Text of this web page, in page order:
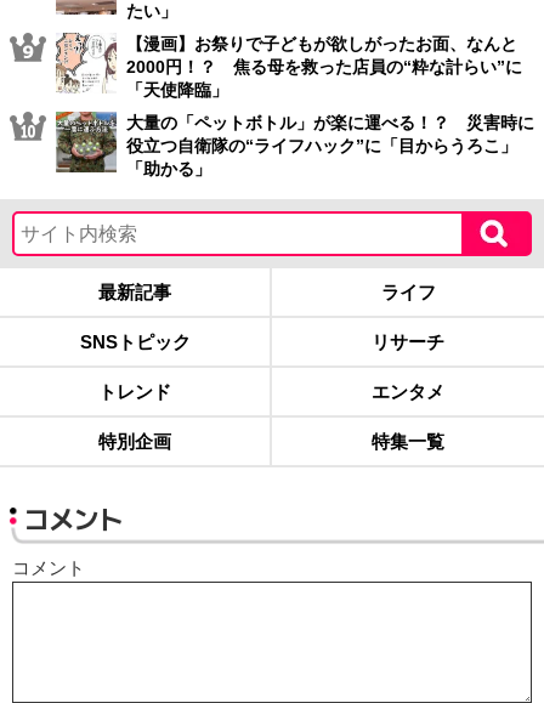
たい」
【漫画】お祭りで子どもが欲しがったお面、なんと
2000円！？ 焦る母を救った店員の“粋な計らい”に
「天使降臨」
大量の「ペットボトル」が楽に運べる！？ 災害時に
役立つ自衛隊の“ライフハック”に「目からうろこ」
「助かる」
最新記事 ライフ
SNSトピック リサーチ
トレンド エンタメ
特別企画 特集一覧
コメント
コメント